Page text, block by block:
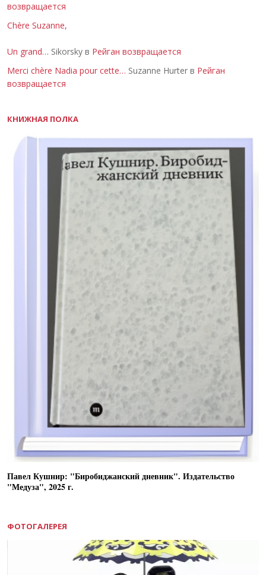
возвращается
Chère Suzanne,
Un grand… Sikorsky в Рейган возвращается
Merci chère Nadia pour cette… Suzanne Hurter в Рейган
возвращается
КНИЖНАЯ ПОЛКА
Павел Кушнир: "Биробиджанский дневник". Издательство
"Медуза", 2025 г.
ФОТОГАЛЕРЕЯ